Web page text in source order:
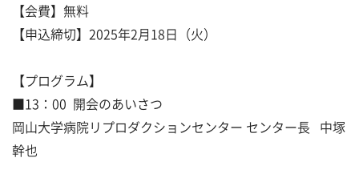
【会費】無料
【申込締切】2025年2月18日（火）
【プログラム】
■13：00 開会のあいさつ
岡山大学病院リプロダクションセンター センター長 中塚
幹也